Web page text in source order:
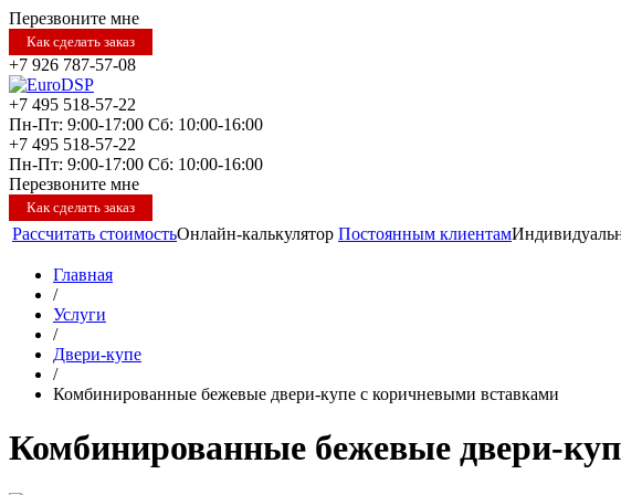
Перезвоните мне
Как сделать заказ
+7 926 787-57-08
+7 495 518-57-22
Пн-Пт: 9:00-17:00 Сб: 10:00-16:00
+7 495 518-57-22
Пн-Пт: 9:00-17:00 Сб: 10:00-16:00
Перезвоните мне
Как сделать заказ
Рассчитать стоимостьОнлайн-калькулятор Постоянным клиентам
Главная
/
Услуги
/
Двери-купе
/
Комбинированные бежевые двери-купе с коричневыми вставками
Комбинированные бежевые двери-